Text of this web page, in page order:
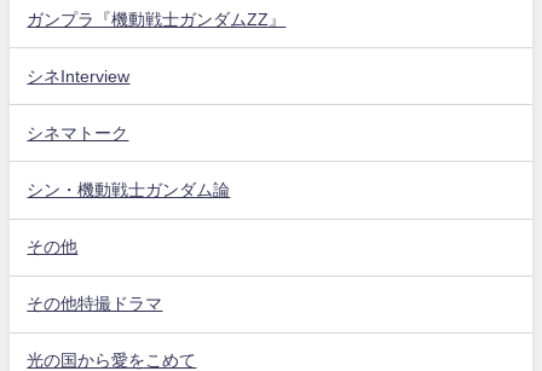
ガンプラ『機動戦士ガンダムZZ』
シネInterview
シネマトーク
シン・機動戦士ガンダム論
その他
その他特撮ドラマ
光の国から愛をこめて